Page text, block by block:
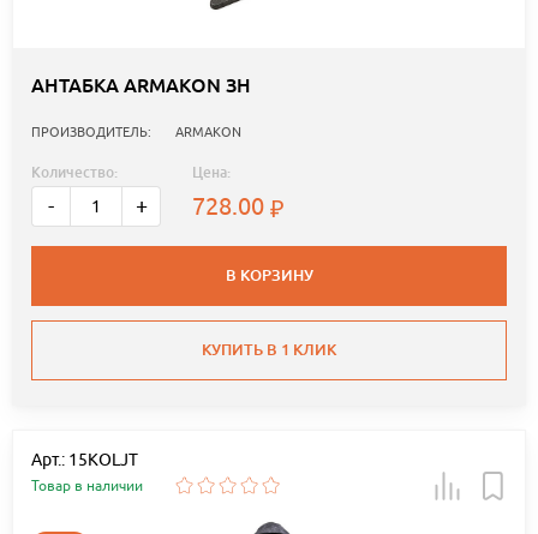
АНТАБКА ARMAKON ЗН
ПРОИЗВОДИТЕЛЬ: ARMAKON
Количество:
- +
Цена:
728.00
В КОРЗИНУ
КУПИТЬ В 1 КЛИК
Арт.: 15KOLJT
Товар в наличии